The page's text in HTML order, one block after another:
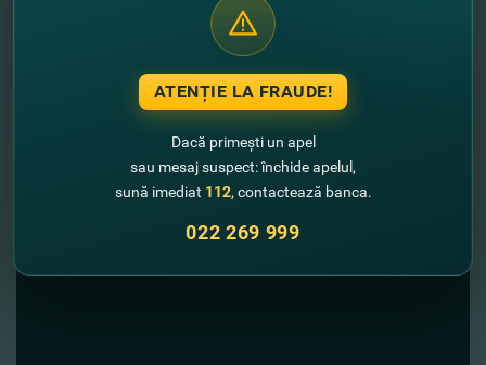
ATENȚIE LA FRAUDE!
Dacă primești un apel
sau mesaj suspect: închide apelul,
sună imediat 112, contactează banca.
022 269 999